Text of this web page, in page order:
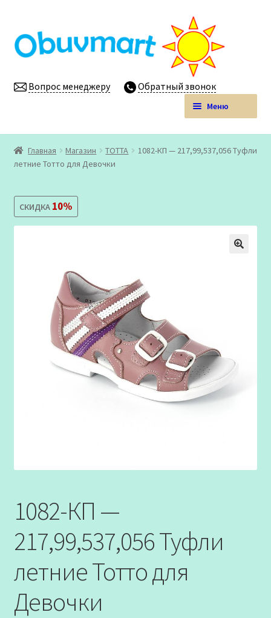
к
навигации
к
содержимому
Вопрос менеджеру Обратный звонок
Меню
Obuvmart.pro | Детская обувь мелким оптом
Магазин
Личный кабинет
Главная Магазин ТОТТА
1082-КП — 217,99,537,056 Туфли
летние Тотто для Девочки
СКИДКА 10%
1082-КП —
217,99,537,056 Туфли
летние Тотто для
Девочки